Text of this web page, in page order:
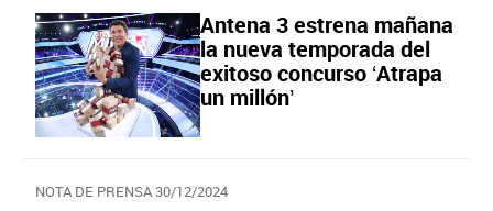
Antena 3 estrena mañana
la nueva temporada del
exitoso concurso ‘Atrapa
un millón’
NOTA DE PRENSA 30/12/2024